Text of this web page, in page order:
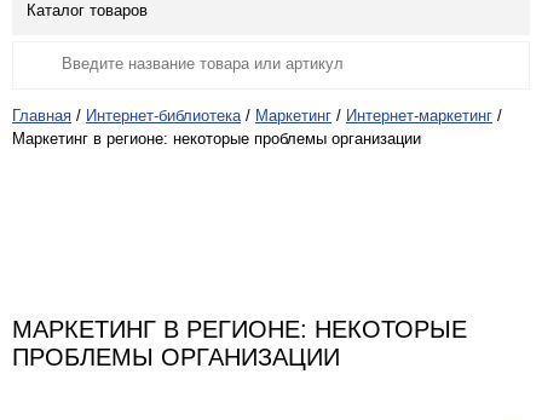
Каталог товаров
Главная / Интернет-библиотека / Маркетинг / Интернет-маркетинг /
Маркетинг в регионе: некоторые проблемы организации
МАРКЕТИНГ В РЕГИОНЕ: НЕКОТОРЫЕ
ПРОБЛЕМЫ ОРГАНИЗАЦИИ